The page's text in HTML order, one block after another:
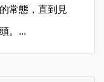
常態，直到見
。...